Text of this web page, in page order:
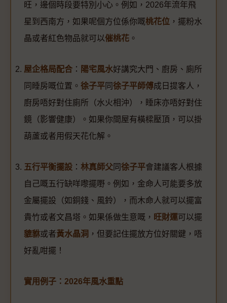
旺，邊個時段要特別小心。例如，2026年流年飛
星到西南方，如果呢個方位係你嘅桃花位 ，擺粉水
晶或者紅色物品就可以催桃花 。
屋企格局配合 ： 陽宅風水好講究大門、廚房、廁所
同睡房嘅位置。 徐子平 同 徐子平師傅成日提客人，
廚房唔好對住廁所（水火相沖），睡床亦唔好對住
鏡（影響健康）。如果你間屋有橫樑壓頂，可以掛
葫蘆或者用假天花化解。
五行平衡擺設 ： 林真師父 同 徐子平會建議客人根據
自己嘅五行缺咩嚟擺嘢。例如，金命人可能要多放
金屬擺設（如銅錢、風鈴），而木命人就可以擺富
貴竹或者文昌塔。如果係做生意嘅， 旺財運可以擺
貔貅或者黃水晶洞 ，但要記住擺放方位好關鍵，唔
好亂咁擺！
實用例子：2026年風水重點